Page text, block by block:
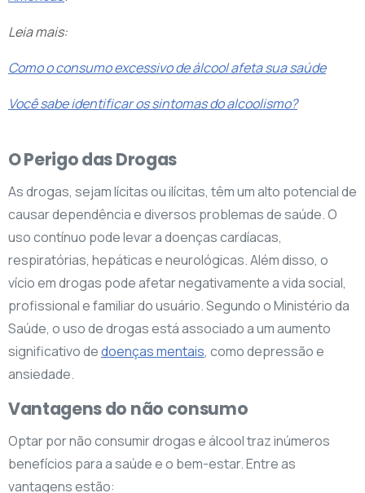
Leia mais:
Como o consumo excessivo de álcool afeta sua saúde
Você sabe identificar os sintomas do alcoolismo?
O Perigo das Drogas
As drogas, sejam lícitas ou ilícitas, têm um alto potencial de
causar dependência e diversos problemas de saúde. O
uso contínuo pode levar a doenças cardíacas,
respiratórias, hepáticas e neurológicas. Além disso, o
vício em drogas pode afetar negativamente a vida social,
profissional e familiar do usuário. Segundo o Ministério da
Saúde, o uso de drogas está associado a um aumento
significativo dedoenças mentais, como depressão e
ansiedade.
Vantagens do não consumo
Optar por não consumir drogas e álcool traz inúmeros
benefícios para a saúde e o bem-estar. Entre as
vantagens estão: